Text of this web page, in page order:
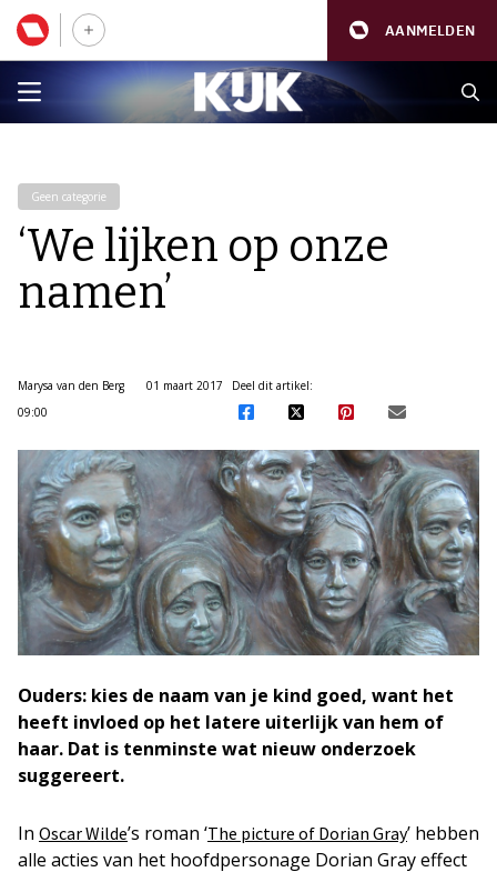
AANMELDEN
Geen categorie
‘We lijken op onze
namen’
Marysa van den Berg
01 maart 2017
09:00
Deel dit artikel:
Ouders: kies de naam van je kind goed, want het
heeft invloed op het latere uiterlijk van hem of
haar. Dat is tenminste wat nieuw onderzoek
suggereert.
In Oscar Wilde’s roman ‘The picture of Dorian Gray’ hebben
alle acties van het hoofdpersonage Dorian Gray effect